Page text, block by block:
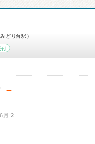
どり台駅）
付
－
:2